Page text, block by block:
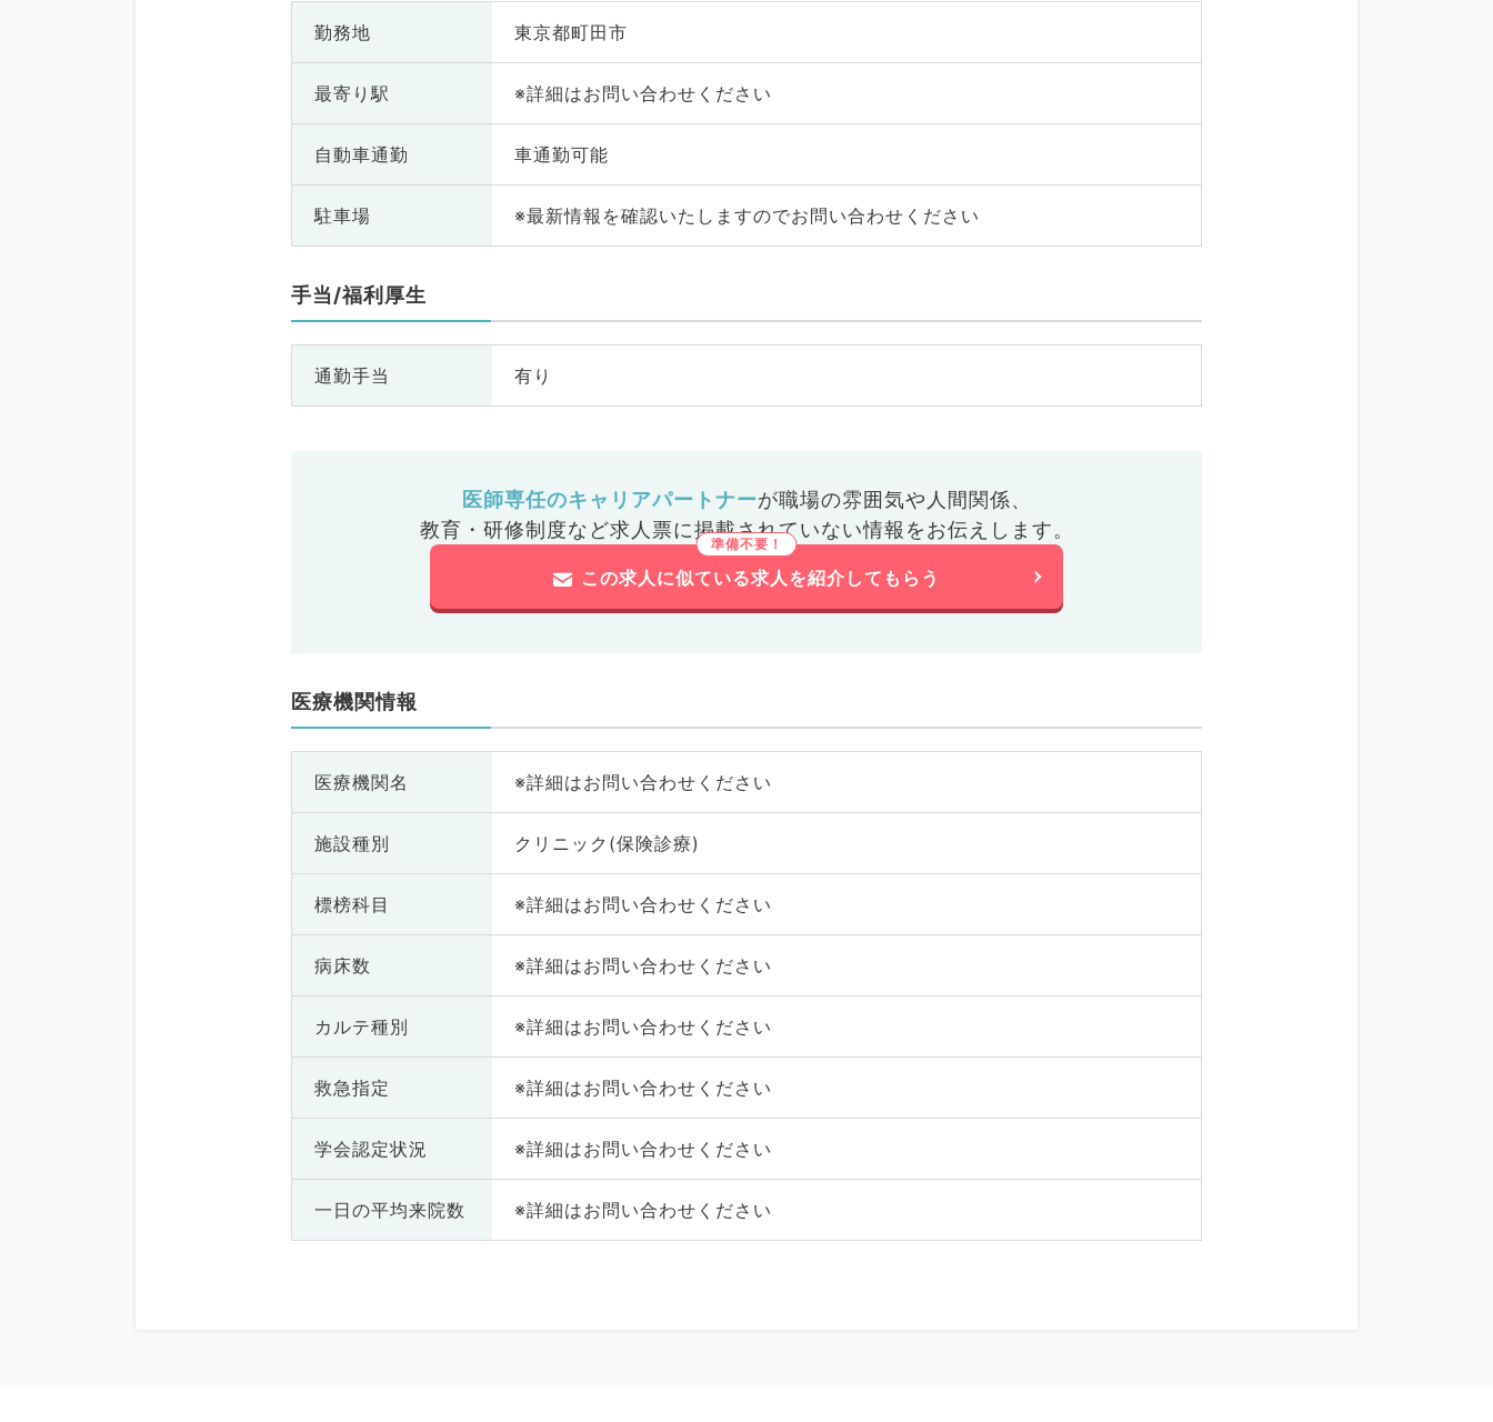
勤務地 東京都町田市
最寄り駅 ※詳細はお問い合わせください
自動車通勤 車通勤可能
駐車場 ※最新情報を確認いたしますのでお問い合わせください
手当/福利厚生
通勤手当 有り
医師専任のキャリアパートナーが職場の雰囲気や人間関係、
教育・研修制度など求人票に掲載されていない情報をお伝えします。
この求人に似ている求人を紹介してもらう
医療機関情報
医療機関名 ※詳細はお問い合わせください
施設種別 クリニック(保険診療)
標榜科目 ※詳細はお問い合わせください
病床数 ※詳細はお問い合わせください
カルテ種別 ※詳細はお問い合わせください
救急指定 ※詳細はお問い合わせください
学会認定状況 ※詳細はお問い合わせください
一日の平均来院数 ※詳細はお問い合わせください